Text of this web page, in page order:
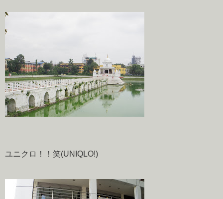
ユニクロ！！笑(UNIQLO!)